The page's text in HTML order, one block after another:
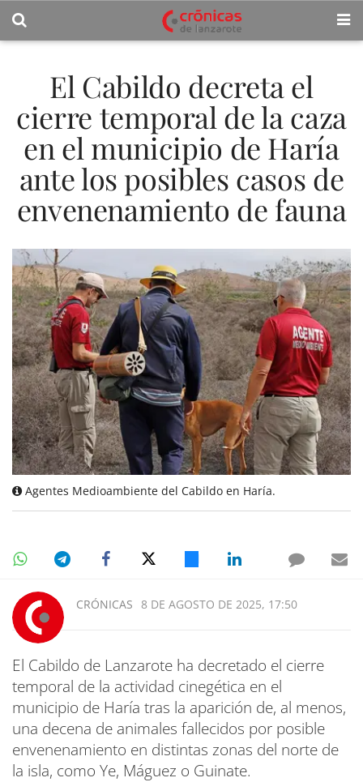
El Cabildo decreta el
cierre temporal de la caza
en el municipio de Haría
ante los posibles casos de
envenenamiento de fauna
Agentes Medioambiente del Cabildo en Haría.
CRÓNICAS 8 DE AGOSTO DE 2025, 17:50
El Cabildo de Lanzarote ha decretado el cierre
temporal de la actividad cinegética en el
municipio de Haría tras la aparición de, al menos,
una decena de animales fallecidos por posible
envenenamiento en distintas zonas del norte de
la isla, como Ye, Máguez o Guinate.